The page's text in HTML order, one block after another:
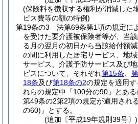
(保険料を徴収する権利が消滅した
ビス費等の額の特例)
第19条の3
法第69条第1項の規定に
を受けた要介護被保険者等が、当
る月の翌月の初日から当該給付額
の間に利用した居宅サービス、地
サービス、介護予防サービス及び
ビスについて、それぞれ第15条
18条及び第18条の2の規定を適用す
れらの規定中「100分の90」とあ
第49条の2第2項の規定が適用され
の60) 」とする。
(追加〔平成19年規則39号〕)